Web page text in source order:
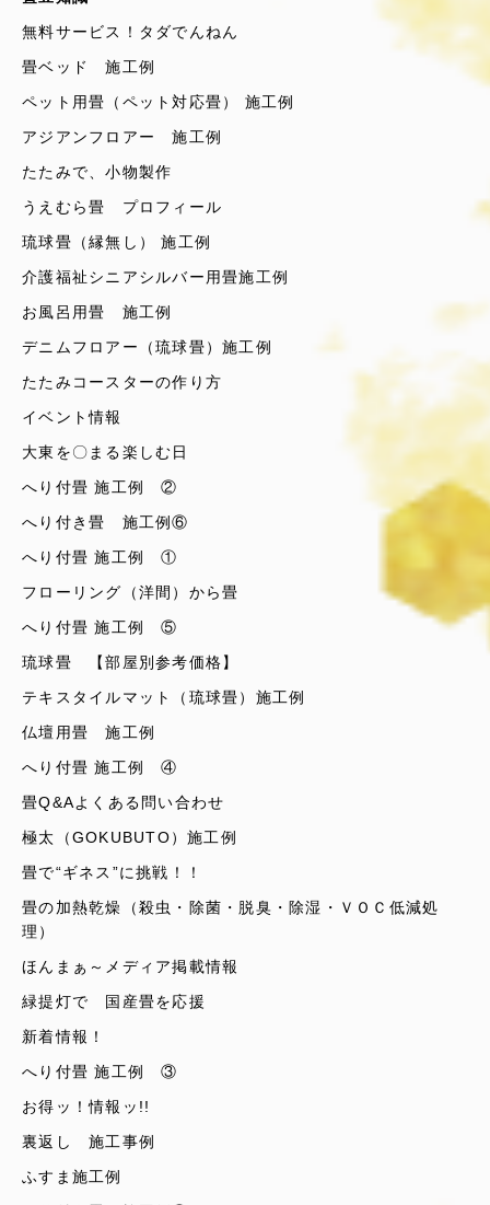
無料サービス！タダでんねん
畳ベッド 施工例
ペット用畳（ペット対応畳） 施工例
アジアンフロアー 施工例
たたみで、小物製作
うえむら畳 プロフィール
琉球畳（縁無し） 施工例
介護福祉シニアシルバー用畳施工例
お風呂用畳 施工例
デニムフロアー（琉球畳）施工例
たたみコースターの作り方
イベント情報
大東を〇まる楽しむ日
へり付畳 施工例 ②
へり付き畳 施工例⑥
へり付畳 施工例 ①
フローリング（洋間）から畳
へり付畳 施工例 ⑤
琉球畳 【部屋別参考価格】
テキスタイルマット（琉球畳）施工例
仏壇用畳 施工例
へり付畳 施工例 ④
畳Q&Aよくある問い合わせ
極太（GOKUBUTO）施工例
畳で“ギネス”に挑戦！！
畳の加熱乾燥（殺虫・除菌・脱臭・除湿・ＶＯＣ低減処
理）
ほんまぁ～メディア掲載情報
緑提灯で 国産畳を応援
新着情報！
へり付畳 施工例 ③
お得ッ！情報ッ!!
裏返し 施工事例
ふすま施工例